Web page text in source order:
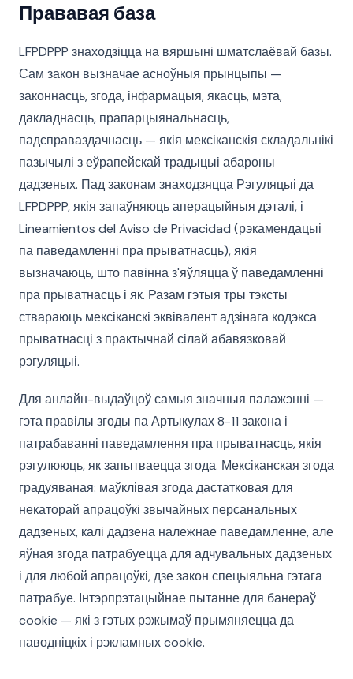
Прававая база
LFPDPPP знаходзіцца на вяршыні шматслаёвай базы.
Сам закон вызначае асноўныя прынцыпы —
законнасць, згода, інфармацыя, якасць, мэта,
дакладнасць, прапарцыянальнасць,
падсправаздачнасць — якія мексіканскія складальнікі
пазычылі з еўрапейскай традыцыі абароны
дадзеных. Пад законам знаходзяцца Рэгуляцыі да
LFPDPPP, якія запаўняюць аперацыйныя дэталі, і
Lineamientos del Aviso de Privacidad (рэкамендацыі
па паведамленні пра прыватнасць), якія
вызначаюць, што павінна з'яўляцца ў паведамленні
пра прыватнасць і як. Разам гэтыя тры тэксты
ствараюць мексіканскі эквівалент адзінага кодэкса
прыватнасці з практычнай сілай абавязковай
рэгуляцыі.
Для анлайн-выдаўцоў самыя значныя палажэнні —
гэта правілы згоды па Артыкулах 8-11 закона і
патрабаванні паведамлення пра прыватнасць, якія
рэгулююць, як запытваецца згода. Мексіканская згода
градуяваная: маўклівая згода дастатковая для
некаторай апрацоўкі звычайных персанальных
дадзеных, калі дадзена належнае паведамленне, але
яўная згода патрабуецца для адчувальных дадзеных
і для любой апрацоўкі, дзе закон спецыяльна гэтага
патрабуе. Інтэрпрэтацыйнае пытанне для банераў
cookie — які з гэтых рэжымаў прымяняецца да
паводніцкіх і рэкламных cookie.